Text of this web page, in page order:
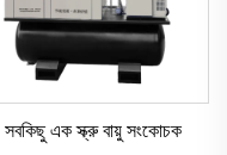
সবকিছু এক স্ক্রু বায়ু সংকোচক